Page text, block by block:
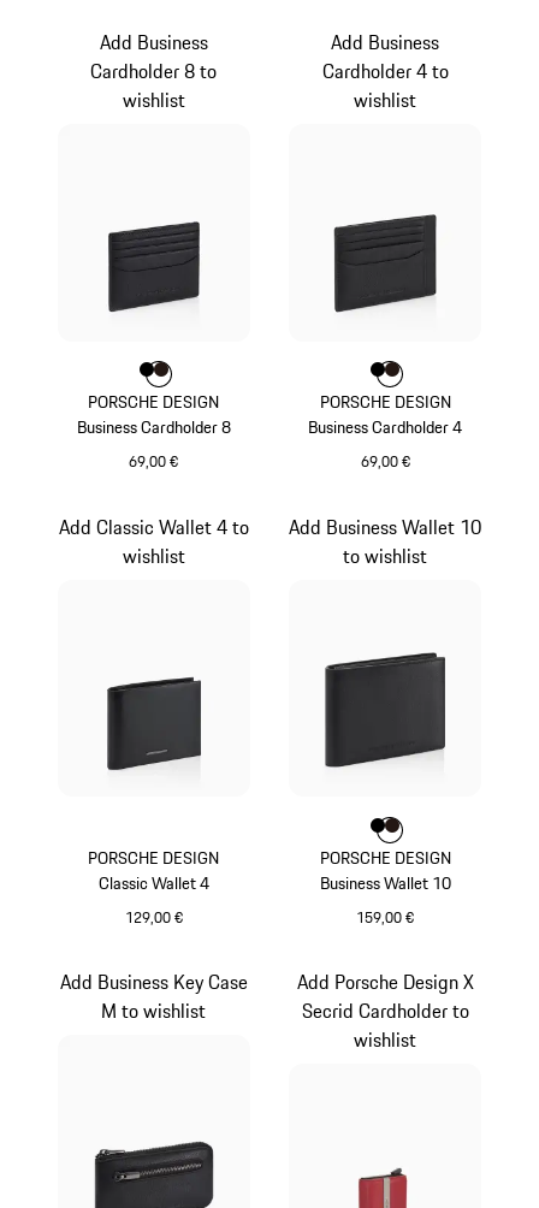
PORSCHE DESIGN
Business Cardholder 8
69,00 €
Add Business
Cardholder 8 to
wishlist
Farbe
FarbeFarbe
PORSCHE DESIGN
Business Cardholder 4
69,00 €
Add Business
Cardholder 4 to
wishlist
Farbe
FarbeFarbe
PORSCHE DESIGN
Classic Wallet 4
129,00 €
Add Classic Wallet 4 to
wishlist
PORSCHE DESIGN
Business Wallet 10
159,00 €
Add Business Wallet 10
to wishlist
Farbe
FarbeFarbe
Add Business Key Case
M to wishlist
Add Porsche Design X
Secrid Cardholder to
wishlist